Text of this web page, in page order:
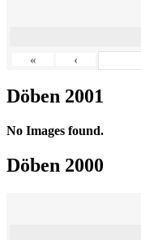
« ‹
Döben 2001
No Images found.
Döben 2000